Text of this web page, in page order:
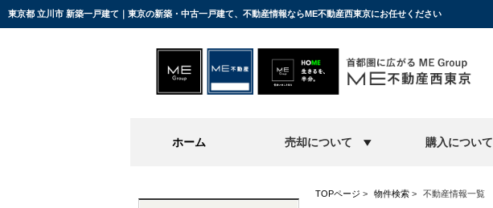
東京都 立川市 新築一戸建て｜東京の新築・中古一戸建て、不動産情報ならME不動産西東京にお任せください
ホーム 売却について 購入について
TOPページ > 物件検索 > 不動産情報一覧